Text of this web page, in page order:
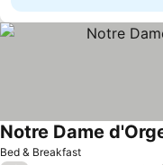
Bed & Breakfast
Notre Dame